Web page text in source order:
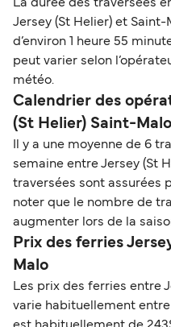
La durée des traversées
Jersey (St Helier) et
d’environ 1 heure 55
peut varier selon
météo.
Calendrier des
(St Helier) Saint-Malo
Il y a une moyenne de 6
semaine entre Jersey (St
traversées sont assurées
noter que le nombre de
augmenter lors de la
Prix des ferries
Malo
Les prix des ferries entre
varie habituellement